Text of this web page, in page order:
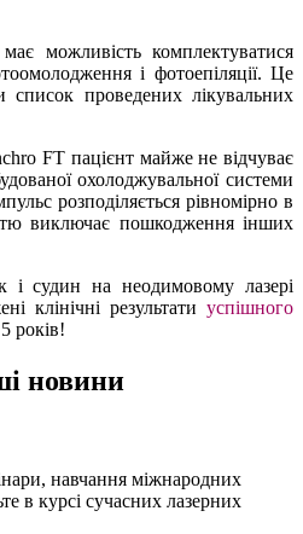
можливість комплектуватися
і фотоепіляції. Це
список проведених лікувальних
FT пацієнт майже не відчуває
охолоджувальної системи
розподіляється рівномірно в
виключає пошкодження інших
і судин на неодимовому лазері
клінічні результати успішного
років!
новини
навчання міжнародних
в курсі сучасних лазерних